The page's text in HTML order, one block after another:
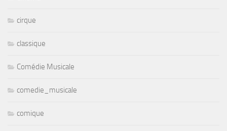
cirque
classique
Comédie Musicale
comedie_musicale
comique